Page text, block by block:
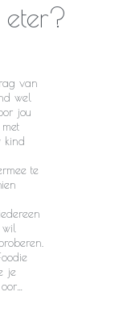
eter?
van
wel
jou
kind
te
je